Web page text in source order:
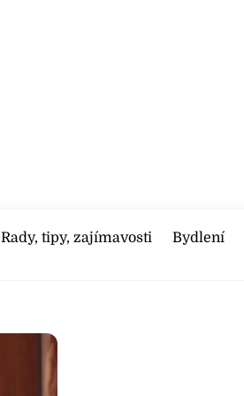
Rady, tipy, zajímavosti Bydlení